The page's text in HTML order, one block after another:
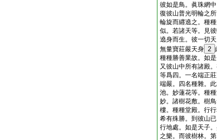
彼如是鳥。眞珠網
復彼山普光明輪之
輪旋而纒遶之。種
似。若諸天等。見
遶身而生。彼一切
無量寶莊嚴天身 2
種種勝善業故。如
又彼山中所有諸殿
等爲四。一名端正
端嚴。四名種雜。
池。妙蓮花等。種
妙。諸樹花敷。樹
樓。種種堂殿。行
希有殊勝。到彼山
行地處。如是天子
之樂。而彼樹林。